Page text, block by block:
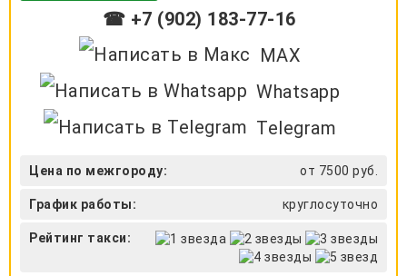
☎ +7 (902) 183-77-16
MAX
Whatsapp
Telegram
Цена по межгороду: от 7500 руб.
График работы: круглосуточно
Рейтинг такси: